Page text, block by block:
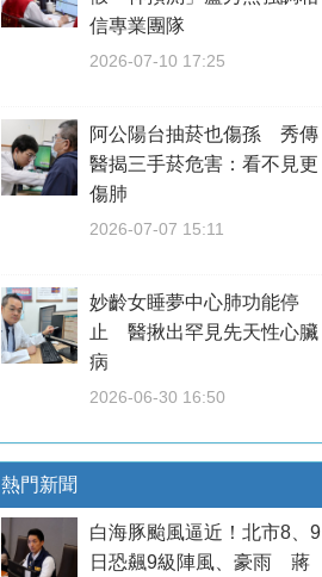
信專業團隊
2026-07-10 17:25
阿公陽台抽菸也傷孫 秀傳
醫揭三手菸危害：看不見更
傷肺
2026-07-07 15:11
妙齡女睡夢中心肺功能停
止 醫揪出罕見先天性心臟
病
2026-06-30 16:50
熱門新聞
白海豚颱風逼近！北市8、9
日恐飆9級陣風、豪雨 蔣